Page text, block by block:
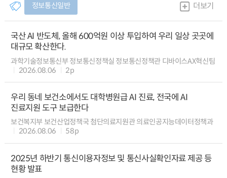
정보통신일반 더보기
국산 AI 반도체, 올해 600억원 이상 투입하여 우리 일상 곳곳에
대규모 확산한다.
과학기술정보통신부 정보통신정책실 정보통신정책관 디바이스AX혁신팀
2026.08.06
2p
우리 동네 보건소에서도 대학병원급 AI 진료, 전국에 AI
진료지원 도구 보급한다
보건복지부 보건산업정책국 첨단의료지원관 의료인공지능데이터정책과
2026.08.06
58p
2025년 하반기 통신이용자정보 및 통신사실확인자료 제공 등
현황 발표